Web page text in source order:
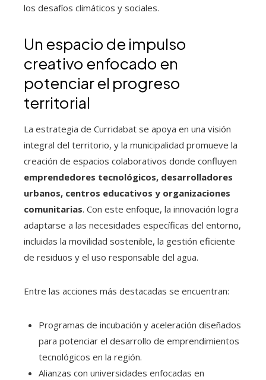
los desafíos climáticos y sociales.
Un espacio de impulso
creativo enfocado en
potenciar el progreso
territorial
La estrategia de Curridabat se apoya en una visión
integral del territorio, y la municipalidad promueve la
creación de espacios colaborativos donde confluyen
emprendedores tecnológicos, desarrolladores
urbanos, centros educativos y organizaciones
comunitarias. Con este enfoque, la innovación logra
adaptarse a las necesidades específicas del entorno,
incluidas la movilidad sostenible, la gestión eficiente
de residuos y el uso responsable del agua.
Entre las acciones más destacadas se encuentran:
Programas de incubación y aceleración diseñados
para potenciar el desarrollo de emprendimientos
tecnológicos en la región.
Alianzas con universidades enfocadas en